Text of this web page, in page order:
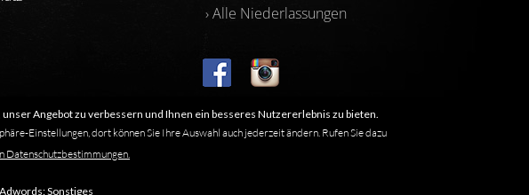
› Alle Niederlassungen
bedeutet nicht, dass es sich um einen freien Namen im Sinne des
Angebot zu verbessern und Ihnen ein besseres Nutzererlebnis zu bieten.
Einstellungen, dort können Sie Ihre Auswahl auch jederzeit ändern. Rufen Sie dazu
Datenschutzbestimmungen.
Sonstiges